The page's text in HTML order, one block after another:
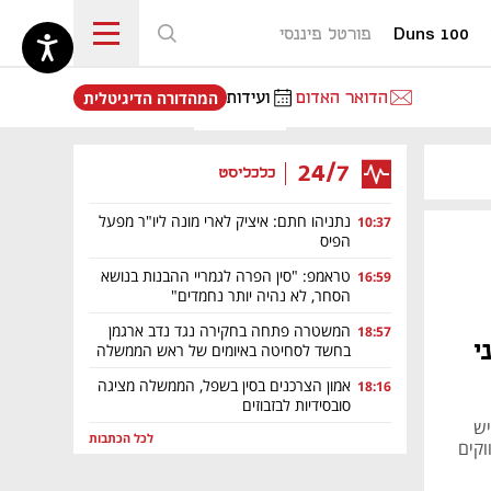
Duns 100 פורטל פיננסי
הדואר האדום ועידות
נפתח בכרטיסייה חדשה
המהדורה הדיגיטלית
24/7 כלכליסט
10:37 נתניהו חתם: איציק לארי מונה ליו"ר מפעל
הפיס
16:59 טראמפ: "סין הפרה לגמריי ההבנות בנושא
הסחר, לא נהיה יותר נחמדים"
18:57 המשטרה פתחה בחקירה נגד נדב ארגמן
בחשד לסחיטה באיומים של ראש הממשלה
18:16 אמון הצרכנים בסין בשפל, הממשלה מציגה
סובסידיות לבזבוזים
לכל הכתבות